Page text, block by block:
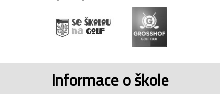
Informace o škole